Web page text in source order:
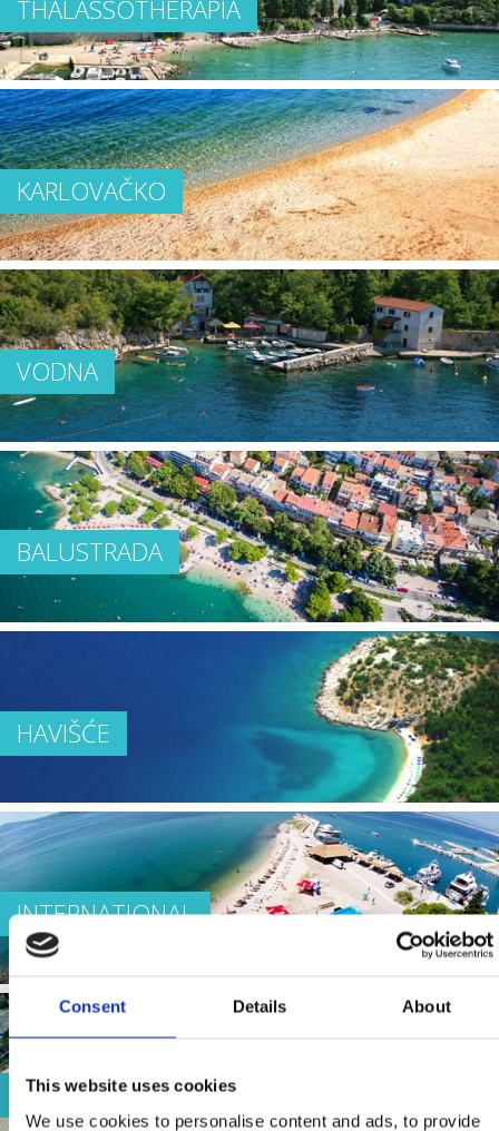
Consent Details About
This website uses cookies
We use cookies to personalise content and ads, to provide
THALASSOTHERAPIA
KARLOVAČKO
VODNA
BALUSTRADA
HAVIŠĆE
INTERNATIONAL
ROKAN